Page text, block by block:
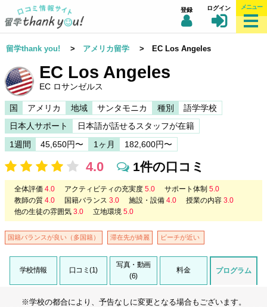
登録 ログイン メニュー
留学thank you! > アメリカ留学 > EC Los Angeles
EC Los Angeles
EC ロサンゼルス
国 アメリカ 地域 サンタモニカ 種別
語学学校
日本人サポート
日本語が話せるスタッフが在籍
1週間
45,650円〜 1ヶ月 182,600円〜
4.0 1件の口コミ
全体評価 4.0 アクティビティの充実度 5.0 サポート体制 5.0
教師の質 4.0 国籍バランス 3.0 施設・設備 4.0 授業の内容 3.0
他の生徒の雰囲気 3.0 立地環境 5.0
国籍バランスが良い（多国籍） 滞在先が綺麗 ビーチが近い
学校情報 口コミ(1)
写真・動画
(6)
料金 プログラム
※学校の都合により、予告なしに変更となる場合もございます。